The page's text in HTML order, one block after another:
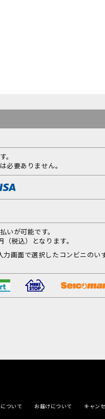
。
必要ありません。
いが可能です。
税込）となります。
画面で選択したコンビニのい
ついて お届けについて キャン